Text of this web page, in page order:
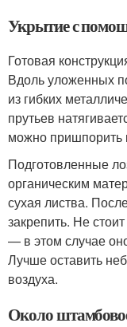
Укрытие с
Готовая
Вдоль уложенных
из гибких
прутьев
можно пришпорить
Подготовленные
органическим
сухая листва.
закрепить. Не
— в этом случае
Лучше оставить
воздуха.
Около